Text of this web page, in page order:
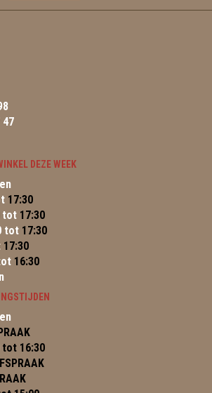
47
DEZE WEEK
17:30
tot 17:30
tot 17:30
17:30
16:30
tot 16:30